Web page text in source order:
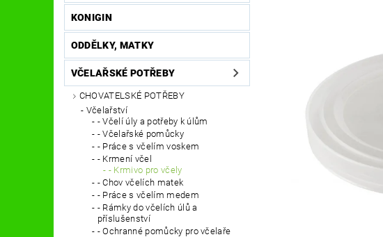
DŮM A ZAHRADA
OSTATNÍ POMŮCKY NOVINKY
KONIGIN
ODDĚLKY, MATKY
VČELAŘSKÉ POTŘEBY
CHOVATELSKÉ POTŘEBY
Včelařství
- Včelí úly a potřeby k úlům
- Včelařské pomůcky
- Práce s včelím voskem
- Krmení včel
- Krmivo pro včely
- Chov včelích matek
- Práce s včelím medem
- Rámky do včelích úlů a
příslušenství
- Ochranné pomůcky pro včelaře